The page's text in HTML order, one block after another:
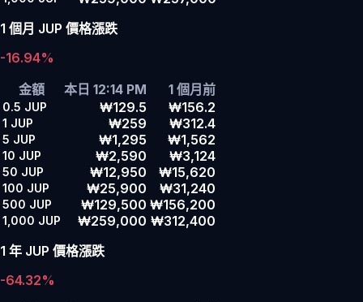
1 個月 JUP 價格漲跌
-16.94%
金額
本日 12:14 PM 1 個月前
0.5 JUP ₩129.5 ₩156.2
1 JUP ₩259 ₩312.4
5 JUP ₩1,295 ₩1,562
10 JUP ₩2,590 ₩3,124
50 JUP ₩12,950 ₩15,620
100 JUP ₩25,900 ₩31,240
500 JUP ₩129,500 ₩156,200
1,000 JUP ₩259,000 ₩312,400
1 年 JUP 價格漲跌
-64.32%